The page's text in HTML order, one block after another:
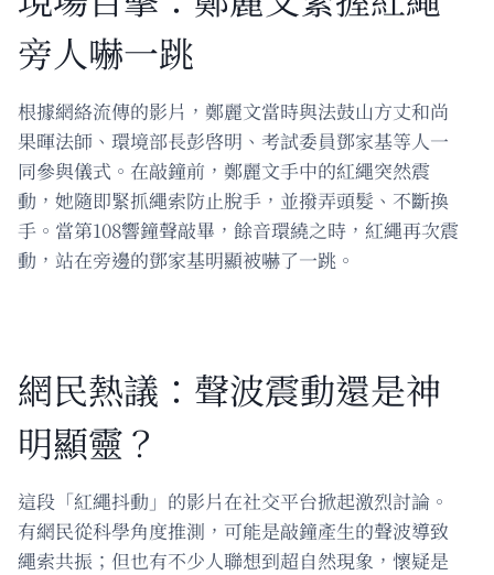
旁人嚇一跳
根據網絡流傳的影片，鄭麗文當時與法鼓山方丈和尚
果暉法師、環境部長彭啓明、考試委員鄧家基等人一
同參與儀式。在敲鐘前，鄭麗文手中的紅繩突然震
動，她隨即緊抓繩索防止脫手，並撥弄頭髮、不斷換
手。當第108響鐘聲敲畢，餘音環繞之時，紅繩再次震
動，站在旁邊的鄧家基明顯被嚇了一跳。
網民熱議：聲波震動還是神
明顯靈？
這段「紅繩抖動」的影片在社交平台掀起激烈討論。
有網民從科學角度推測，可能是敲鐘產生的聲波導致
繩索共振；但也有不少人聯想到超自然現象，懷疑是